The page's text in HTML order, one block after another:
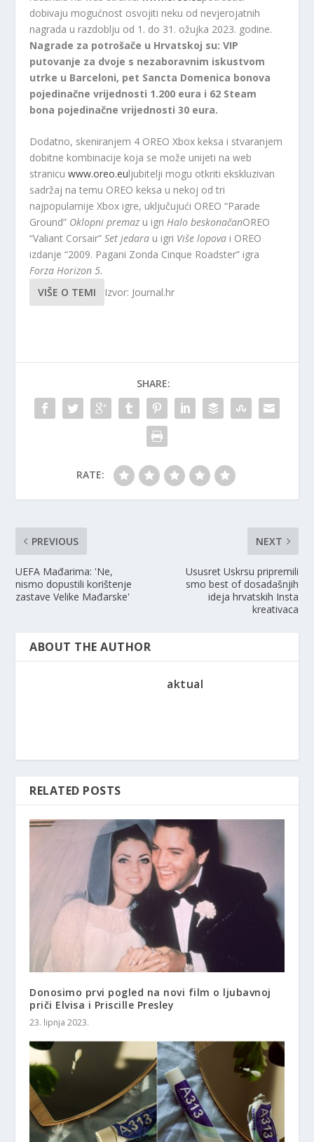
dobivaju mogućnost osvojiti neku od nevjerojatnih
nagrada u razdoblju od 1. do 31. ožujka 2023. godine.
Nagrade za potrošače u Hrvatskoj su: VIP
putovanje za dvoje s nezaboravnim iskustvom
utrke u Barceloni, pet Sancta Domenica bonova
pojedinačne vrijednosti 1.200 eura i 62 Steam
bona pojedinačne vrijednosti 30 eura.
Dodatno, skeniranjem 4 OREO Xbox keksa i stvaranjem
dobitne kombinacije koja se može unijeti na web
stranicuwww.oreo.euljubitelji mogu otkriti ekskluzivan
sadržaj na temu OREO keksa u nekoj od tri
najpopularnije Xbox igre, uključujući OREO “Parade
Ground” Oklopni premaz u igriHalo beskonačanOREO
“Valiant Corsair”Set jedara u igri Više lopova i OREO
izdanje “2009. Pagani Zonda Cinque Roadster” igra
Forza Horizon 5.
VIŠE O TEMI
Izvor: Journal.hr
SHARE:
RATE:
PREVIOUS
UEFA Mađarima: 'Ne,
nismo dopustili korištenje
zastave Velike Mađarske'
NEXT
Ususret Uskrsu pripremili
smo best of dosadašnjih
ideja hrvatskih Insta
kreativaca
ABOUT THE AUTHOR
aktual
RELATED POSTS
Donosimo prvi pogled na novi film o ljubavnoj
priči Elvisa i Priscille Presley
23. lipnja 2023.